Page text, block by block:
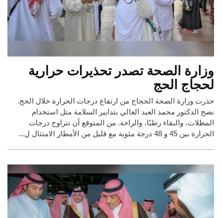
وزارة الصحة تصدر تحذيرات حرارية
لحجاج الحج
حذرت وزارة الصحة الحجاج من ارتفاع درجات الحرارة خلال الحج.
نصح الدكتور محمد العبد العالي بتدابير السلامة مثل استخدام
المظلات، والبقاء رطبًا، والراحة. من المتوقع أن تتراوح درجات
الحرارة بين 45 و 48 درجة مئوية مع قليل من الأمطار الامتثال ل...